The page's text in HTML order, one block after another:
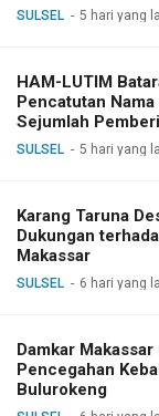
SULSEL 5 hari yang
HAM-LUTIM
Pencatutan
Sejumlah
SULSEL 5 hari yang
Karang Taruna
Dukungan
Makassar
SULSEL 6 hari yang
Damkar
Pencegahan
Bulurokeng